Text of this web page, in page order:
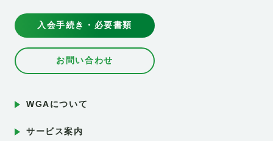
入会手続き・必要書類
お問い合わせ
WGAについて
サービス案内